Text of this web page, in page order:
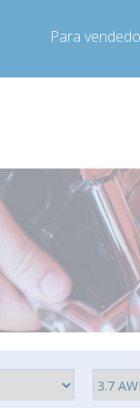
Para
a viernes de 9:00 a